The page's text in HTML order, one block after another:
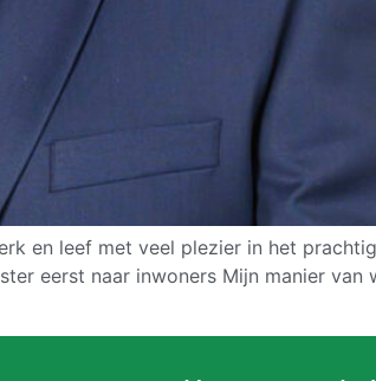
en leef met veel plezier in het
eerst naar inwoners Mijn manier van